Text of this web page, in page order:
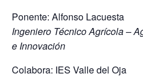
Ponente: Alfonso Lacuesta
Ingeniero Técnico Agrícola –
e Innovación
Colabora: IES Valle del Oja